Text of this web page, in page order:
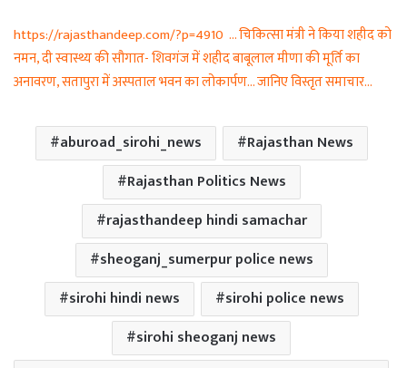
https://rajasthandeep.com/?p=4910 … चिकित्सा मंत्री ने किया शहीद को
नमन, दी स्वास्थ्य की सौगात- शिवगंज में शहीद बाबूलाल मीणा की मूर्ति का
अनावरण, सतापुरा में अस्पताल भवन का लोकार्पण… जानिए विस्तृत समाचार…
aburoad_sirohi_news
Rajasthan News
Rajasthan Politics News
rajasthandeep hindi samachar
sheoganj_sumerpur police news
sirohi hindi news
sirohi police news
sirohi sheoganj news